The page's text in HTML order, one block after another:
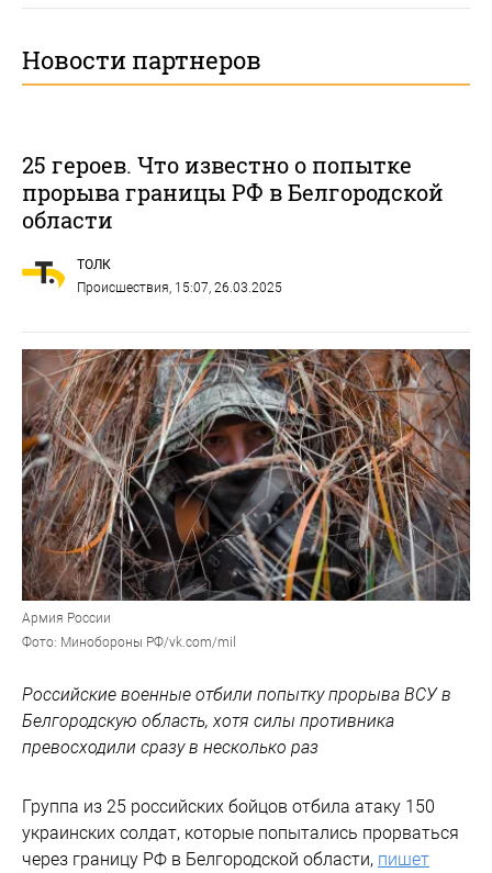
Новости партнеров
25 героев. Что известно о попытке
прорыва границы РФ в Белгородской
области
ТОЛК
Происшествия , 15:07, 26.03.2025
Армия России
Фото: Минобороны РФ/vk.com/mil
Российские военные отбили попытку прорыва ВСУ в
Белгородскую область, хотя силы противника
превосходили сразу в несколько раз
Группа из 25 российских бойцов отбила атаку 150
украинских солдат, которые попытались прорваться
через границу РФ в Белгородской области, пишет